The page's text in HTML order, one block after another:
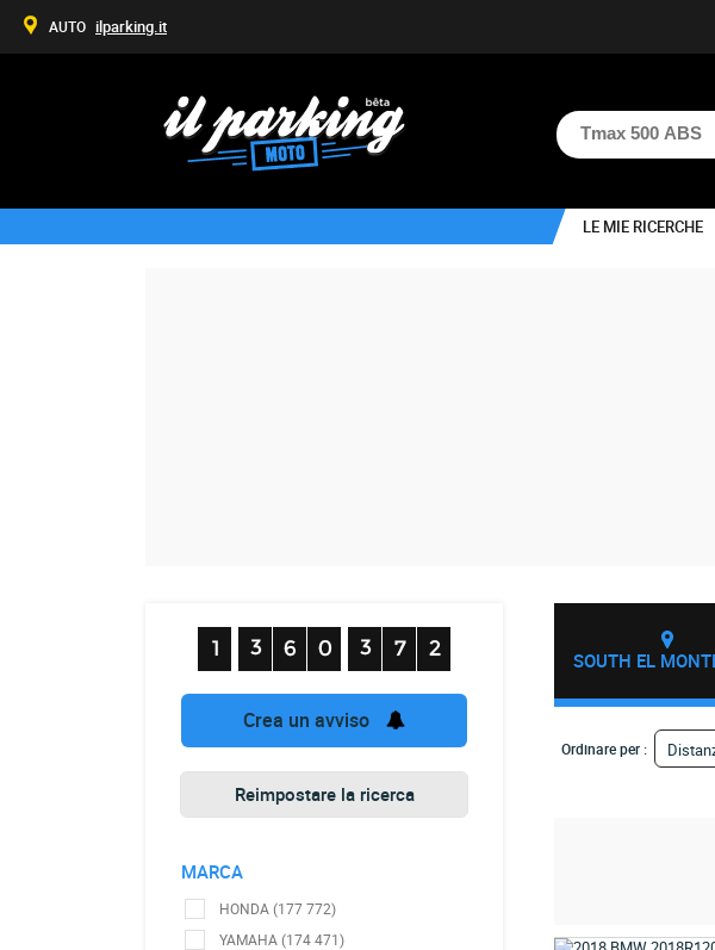
LE MIE RICERCHE
Crea un avviso
Reimpostare la ricerca
MARCA
HONDA (177 772)
YAMAHA (174 471)
SOUTH EL
Ordinare per :
AUTO ilparking.it